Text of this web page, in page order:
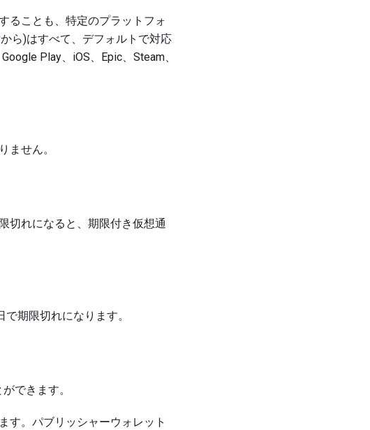
ることも、特定のプラットフォ
ら)はすべて、デフォルトで対応
Play、iOS、Epic、Steam、
ません。
切れになると、期限付き仮想通
期限切れになります。
できます。
す。パブリッシャーウォレット